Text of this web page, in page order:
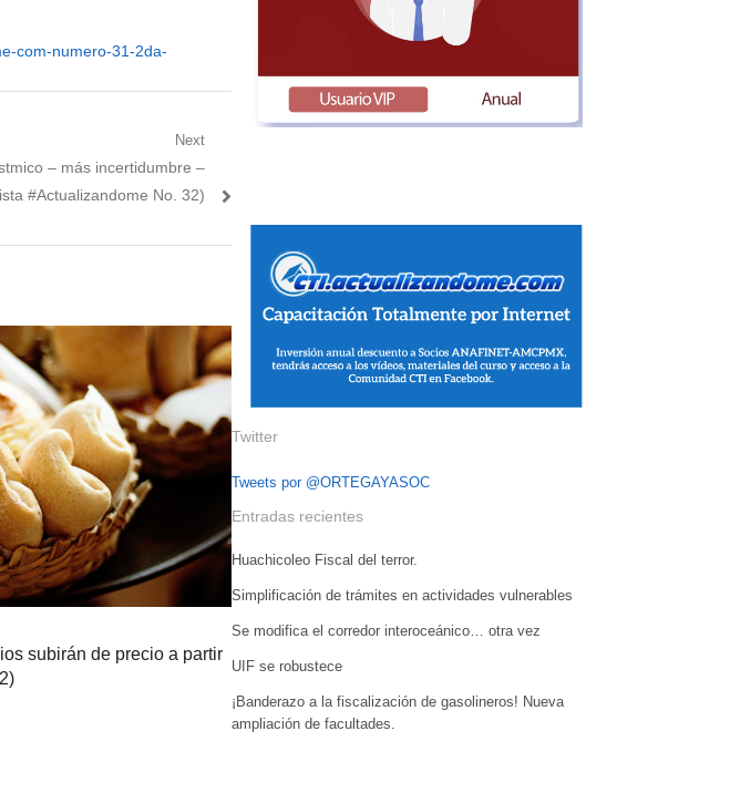
com-numero-31-2da-
Next
– más incertidumbre –
#Actualizandome No. 32)
subirán de precio a partir
Twitter
Tweets por @ORTEGAYASOC
Entradas recientes
Huachicoleo Fiscal del terror.
Simplificación de trámites en actividades vulnerables
Se modifica el corredor interoceánico… otra vez
UIF se robustece
¡Banderazo a la fiscalización de gasolineros! Nueva
ampliación de facultades.